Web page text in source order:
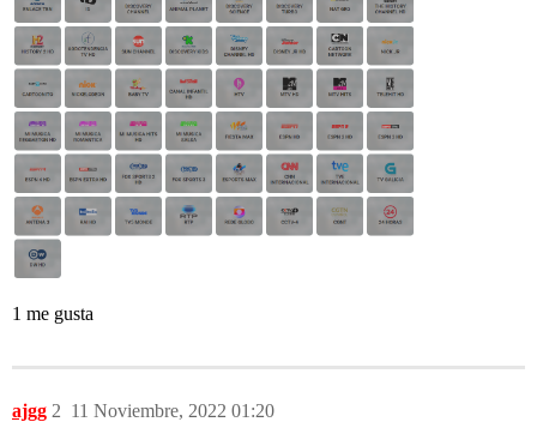
1 me gusta
ajgg 11 Noviembre, 2022 01:20
2